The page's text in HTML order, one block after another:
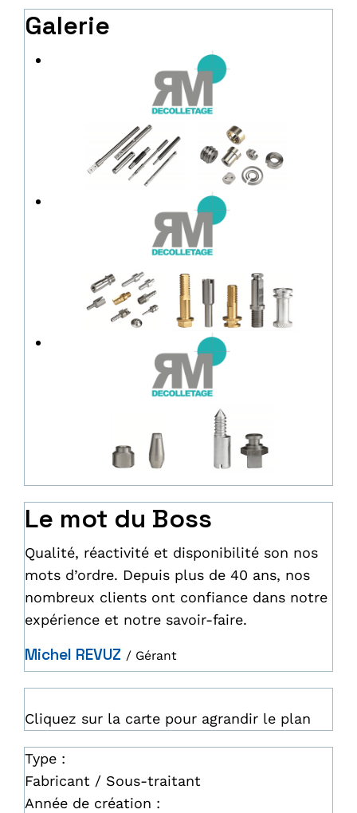
Galerie
Le mot du Boss
Qualité, réactivité et disponibilité son nos
mots d’ordre. Depuis plus de 40 ans, nos
nombreux clients ont confiance dans notre
expérience et notre savoir-faire.
Michel REVUZ / Gérant
Cliquez sur la carte pour agrandir le plan
Type :
Fabricant / Sous-traitant
Année de création :